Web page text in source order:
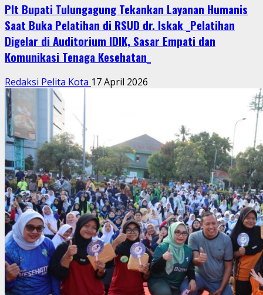
Plt Bupati Tulungagung Tekankan Layanan Humanis
Saat Buka Pelatihan di RSUD dr. Iskak _Pelatihan
Digelar di Auditorium IDIK, Sasar Empati dan
Komunikasi Tenaga Kesehatan_
Redaksi Pelita Kota 17 April 2026